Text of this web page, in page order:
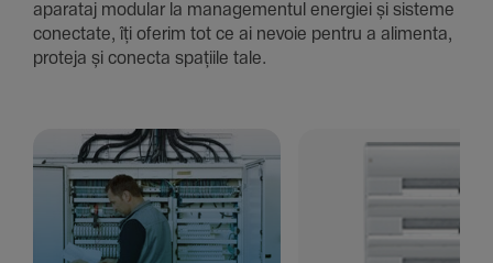
aparataj modular la managementul energiei și sisteme
conec­tate, îți oferim tot ce ai nevoie pentru a alimenta,
proteja și conecta spațiile tale.